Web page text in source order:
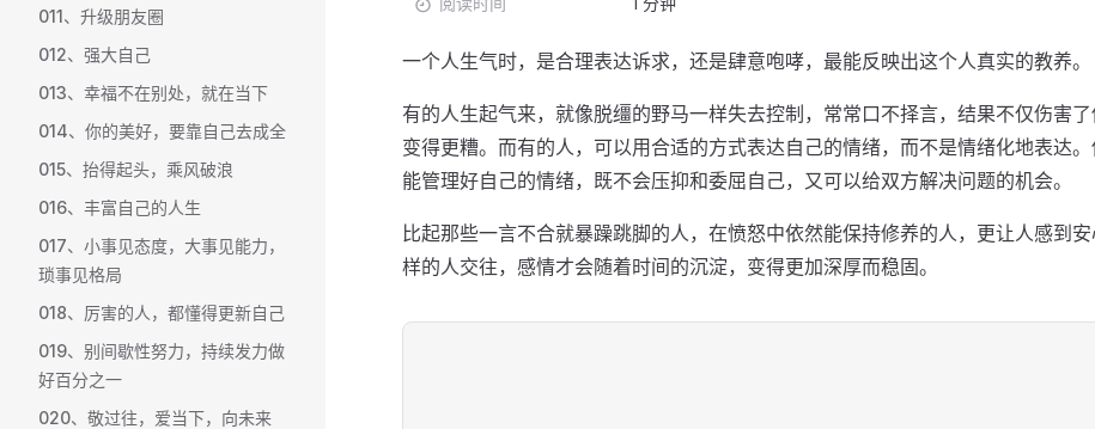
011、升级朋友圈
012、强大自己
013、幸福不在别处，就在当下
014、你的美好，要靠自己去成全
015、抬得起头，乘风破浪
016、丰富自己的人生
017、小事见态度，大事见能力，
琐事见格局
018、厉害的人，都懂得更新自己
019、别间歇性努力，持续发力做
好百分之一
020、敬过往，爱当下，向未来
一个人生气时，是合理表达诉求，还是肆意咆哮，最能反映出这个人真实的教养。
有的人生起气来，就像脱缰的野马一样失去控制，常常口不择言，结果不仅伤害
变得更糟。而有的人，可以用合适的方式表达自己的情绪，而不是情绪化地表达。
能管理好自己的情绪，既不会压抑和委屈自己，又可以给双方解决问题的机会。
比起那些一言不合就暴躁跳脚的人，在愤怒中依然能保持修养的人，更让人感到
样的人交往，感情才会随着时间的沉淀，变得更加深厚而稳固。